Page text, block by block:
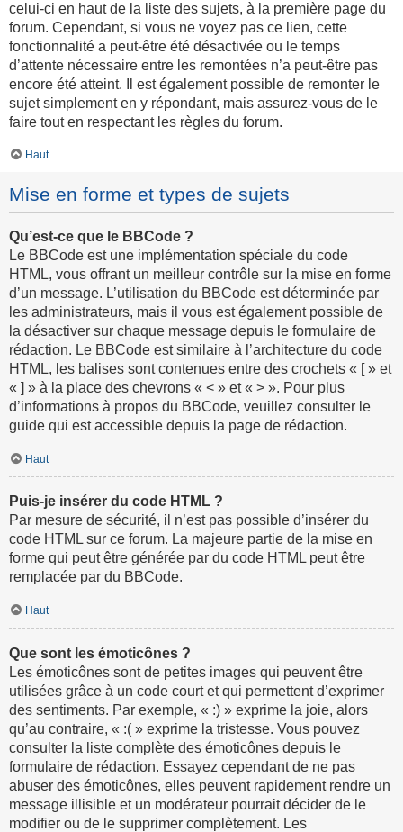
celui-ci en haut de la liste des sujets, à la première page du
forum. Cependant, si vous ne voyez pas ce lien, cette
fonctionnalité a peut-être été désactivée ou le temps
d’attente nécessaire entre les remontées n’a peut-être pas
encore été atteint. Il est également possible de remonter le
sujet simplement en y répondant, mais assurez-vous de le
faire tout en respectant les règles du forum.
Haut
Mise en forme et types de sujets
Qu’est-ce que le BBCode ?
Le BBCode est une implémentation spéciale du code
HTML, vous offrant un meilleur contrôle sur la mise en forme
d’un message. L’utilisation du BBCode est déterminée par
les administrateurs, mais il vous est également possible de
la désactiver sur chaque message depuis le formulaire de
rédaction. Le BBCode est similaire à l’architecture du code
HTML, les balises sont contenues entre des crochets « [ » et
« ] » à la place des chevrons « < » et « > ». Pour plus
d’informations à propos du BBCode, veuillez consulter le
guide qui est accessible depuis la page de rédaction.
Haut
Puis-je insérer du code HTML ?
Par mesure de sécurité, il n’est pas possible d’insérer du
code HTML sur ce forum. La majeure partie de la mise en
forme qui peut être générée par du code HTML peut être
remplacée par du BBCode.
Haut
Que sont les émoticônes ?
Les émoticônes sont de petites images qui peuvent être
utilisées grâce à un code court et qui permettent d’exprimer
des sentiments. Par exemple, « :) » exprime la joie, alors
qu’au contraire, « :( » exprime la tristesse. Vous pouvez
consulter la liste complète des émoticônes depuis le
formulaire de rédaction. Essayez cependant de ne pas
abuser des émoticônes, elles peuvent rapidement rendre un
message illisible et un modérateur pourrait décider de le
modifier ou de le supprimer complètement. Les